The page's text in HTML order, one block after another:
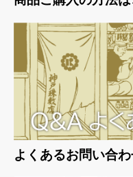
よくあるお問い合